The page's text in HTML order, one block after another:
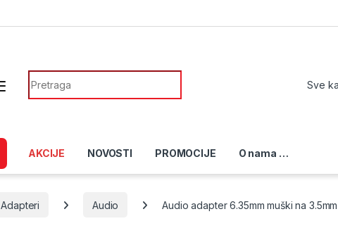
Search for:
AKCIJE NOVOSTI PROMOCIJE O nama …
Adapteri Audio Audio adapter 6.35mm muški na